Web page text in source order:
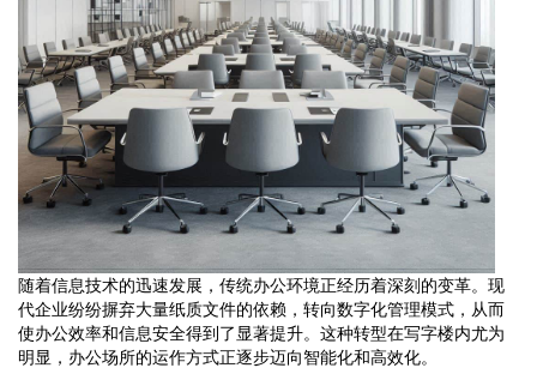
随着信息技术的迅速发展，传统办公环境正经历着深刻的变革。现
代企业纷纷摒弃大量纸质文件的依赖，转向数字化管理模式，从而
使办公效率和信息安全得到了显著提升。这种转型在写字楼内尤为
明显，办公场所的运作方式正逐步迈向智能化和高效化。